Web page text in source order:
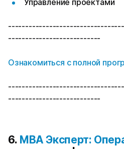
---------------------------
Ознакомиться с полной
---------------------------
6. MBA Эксперт: